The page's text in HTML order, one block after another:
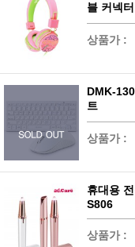
블 커넥
상품가 :
DMK-
트
상품가 :
휴대용
S806
상품가 :